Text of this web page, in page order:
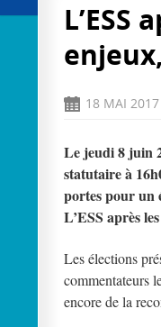
D 18 MAI 2017
Le jeudi 8 juin
statutaire à
portes pour un
L’ESS après
Les élections
commentateurs
encore de la